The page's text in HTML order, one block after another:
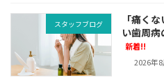
スタッフブログ
「痛く
い歯周
新着!!
2026年